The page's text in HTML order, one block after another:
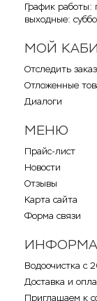
График
выходные:
МОЙ
Отследить заказ
Отложенные
Диалоги
МЕНЮ
Прайс-лист
Новости
Отзывы
Карта сайта
Форма связи
Водоочистка с
Доставка и
Приглашаем к